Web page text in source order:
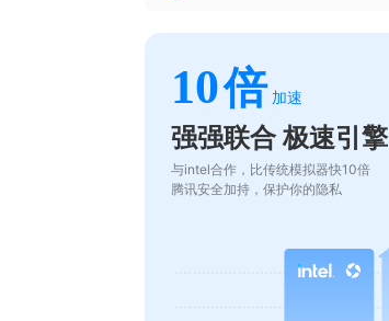
10倍 加速
强强联合 极速引擎
与intel合作，比传统模拟器快10倍
腾讯安全加持，保护你的隐私